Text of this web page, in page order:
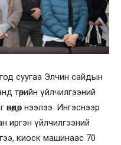
суугаа Элчин сайдын
төрийн үйлчилгээний
нээлээ. Ингэснээр
иргэн үйлчилгээний
киоск машинаас 70